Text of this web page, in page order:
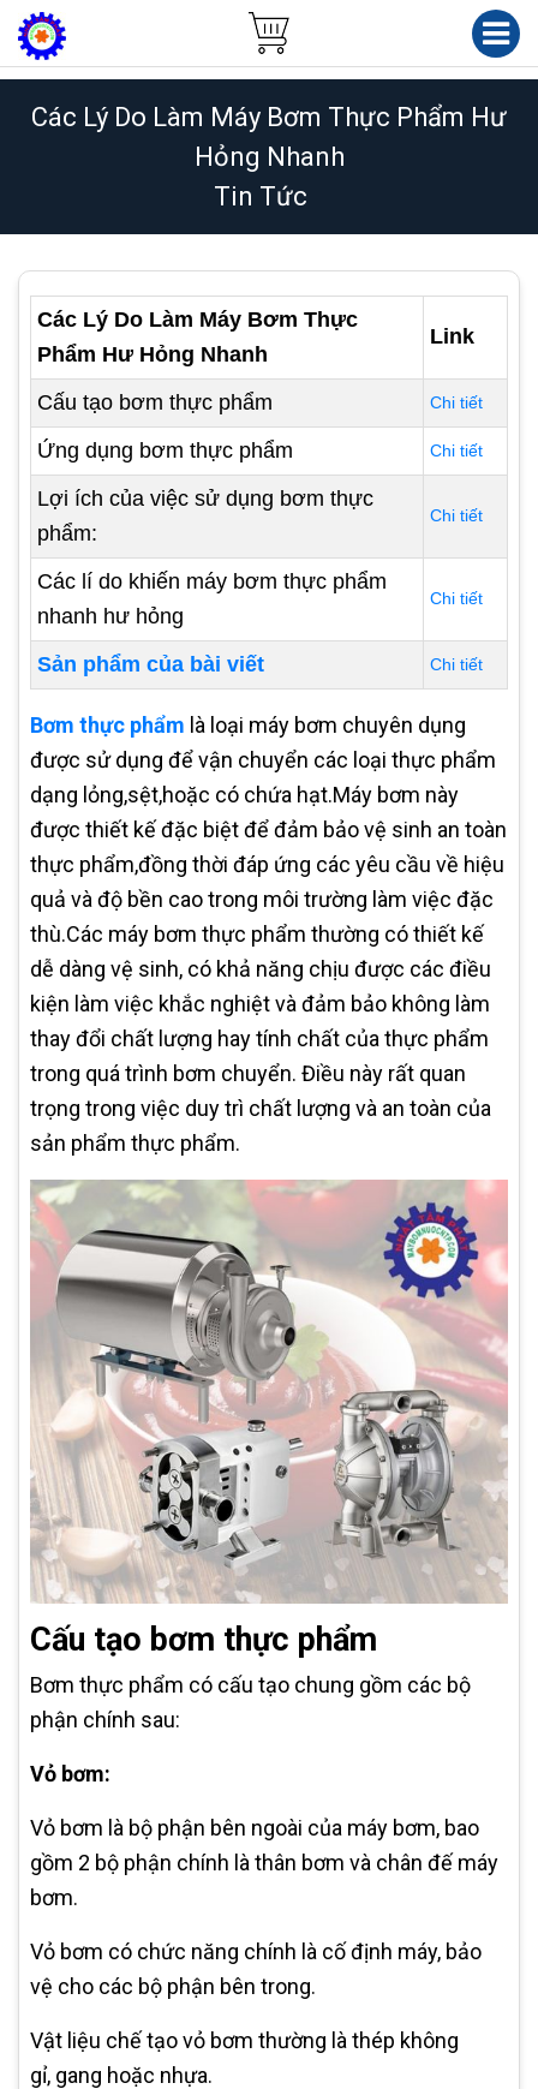
Các Lý Do Làm Máy Bơm Thực Phẩm Hư
Hỏng Nhanh
Tin Tức
Các Lý Do Làm Máy Bơm Thực
Phẩm Hư Hỏng Nhanh
Link
Cấu tạo bơm thực phẩm Chi tiết
Ứng dụng bơm thực phẩm Chi tiết
Lợi ích của việc sử dụng bơm thực
phẩm:
Chi tiết
Các lí do khiến máy bơm thực phẩm
nhanh hư hỏng
Chi tiết
Sản phẩm của bài viết Chi tiết
Bơm thực phẩm là loại máy bơm chuyên dụng
được sử dụng để vận chuyển các loại thực phẩm
dạng lỏng,sệt,hoặc có chứa hạt.Máy bơm này
được thiết kế đặc biệt để đảm bảo vệ sinh an toàn
thực phẩm,đồng thời đáp ứng các yêu cầu về hiệu
quả và độ bền cao trong môi trường làm việc đặc
thù.Các máy bơm thực phẩm thường có thiết kế
dễ dàng vệ sinh, có khả năng chịu được các điều
kiện làm việc khắc nghiệt và đảm bảo không làm
thay đổi chất lượng hay tính chất của thực phẩm
trong quá trình bơm chuyển. Điều này rất quan
trọng trong việc duy trì chất lượng và an toàn của
sản phẩm thực phẩm.
Cấu tạo bơm thực phẩm
Bơm thực phẩm có cấu tạo chung gồm các bộ
phận chính sau:
Vỏ bơm:
Vỏ bơm là bộ phận bên ngoài của máy bơm, bao
gồm 2 bộ phận chính là thân bơm và chân đế máy
bơm.
Vỏ bơm có chức năng chính là cố định máy, bảo
vệ cho các bộ phận bên trong.
Vật liệu chế tạo vỏ bơm thường là thép không
gỉ, gang hoặc nhựa.